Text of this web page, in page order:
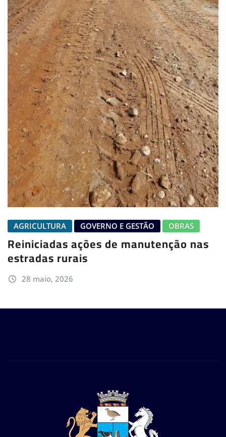
AGRICULTURA GOVERNO E GESTÃO OBRAS
Reiniciadas ações de manutenção nas
estradas rurais
28 maio, 2026